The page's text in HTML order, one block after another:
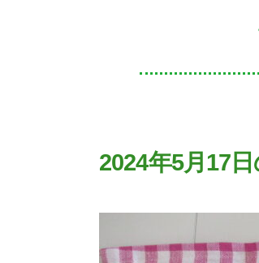
2024年5月17